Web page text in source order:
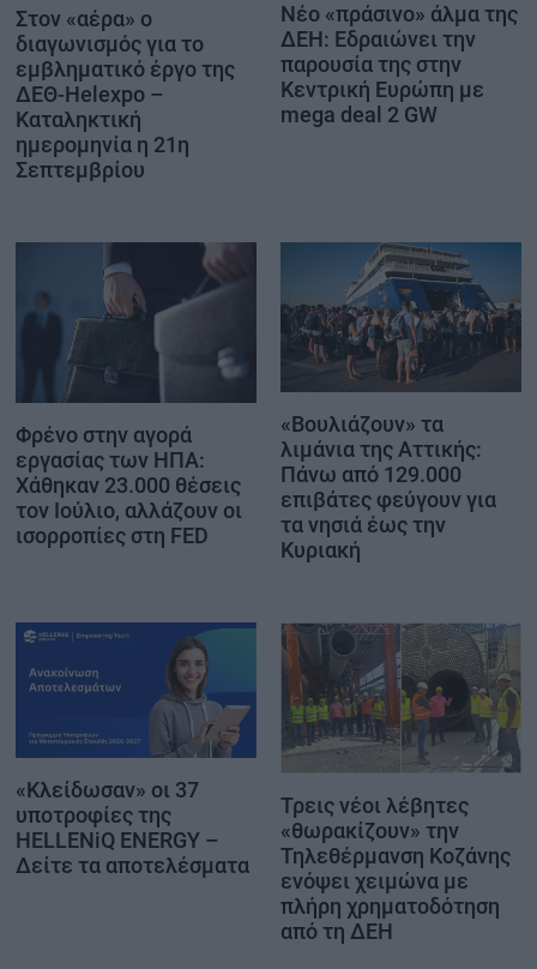
Στον «αέρα» ο
διαγωνισμός για το
εμβληματικό έργο της
ΔΕΘ-Helexpo –
Καταληκτική
ημερομηνία η 21η
Σεπτεμβρίου
Νέο «πράσινο» άλμα της
ΔΕΗ: Εδραιώνει την
παρουσία της στην
Κεντρική Ευρώπη με
mega deal 2 GW
Φρένο στην αγορά
εργασίας των ΗΠΑ:
Χάθηκαν 23.000 θέσεις
τον Ιούλιο, αλλάζουν οι
ισορροπίες στη FED
«Βουλιάζουν» τα
λιμάνια της Αττικής:
Πάνω από 129.000
επιβάτες φεύγουν για
τα νησιά έως την
Κυριακή
«Κλείδωσαν» οι 37
υποτροφίες της
HELLENiQ ENERGY –
Δείτε τα αποτελέσματα
Τρεις νέοι λέβητες
«θωρακίζουν» την
Τηλεθέρμανση Κοζάνης
ενόψει χειμώνα με
πλήρη χρηματοδότηση
από τη ΔΕΗ